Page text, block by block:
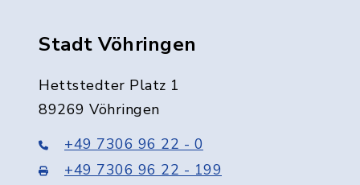
Stadt Vöhringen
Hettstedter Platz 1
89269 Vöhringen
+49 7306 96 22 - 0
+49 7306 96 22 - 199